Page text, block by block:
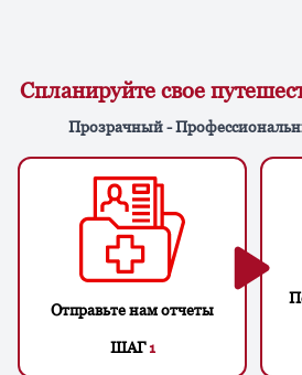
Спланируйте свое
Прозрачный -
Отправьте нам отчеты
ШАГ1